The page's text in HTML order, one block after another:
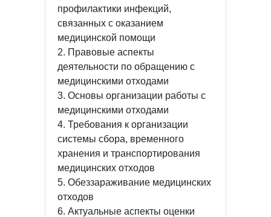
профилактики инфекций,
связанных с оказанием
медицинской помощи
2. Правовые аспекты
деятельности по обращению с
медицинскими отходами
3. Основы организации работы с
медицинскими отходами
4. Требования к организации
системы сбора, временного
хранения и транспортирования
медицинских отходов
5. Обеззараживание медицинских
отходов
6. Актуальные аспекты оценки